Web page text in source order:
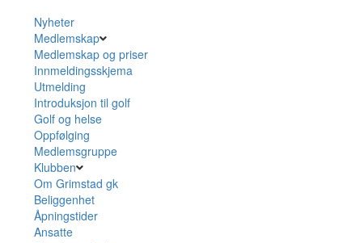
Nyheter
Medlemskap
Medlemskap og priser
Innmeldingsskjema
Utmelding
Introduksjon til golf
Golf og helse
Oppfølging
Medlemsgruppe
Klubben
Om Grimstad gk
Beliggenhet
Åpningstider
Ansatte